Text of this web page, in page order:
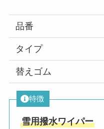
品番
タイプ
替えゴム
特徴
雪用撥水ワイパー